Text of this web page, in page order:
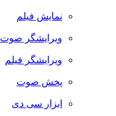
نمایش فیلم
ویرایشگر صوت
ویرایشگر فیلم
پخش صوت
ابزار سی دی